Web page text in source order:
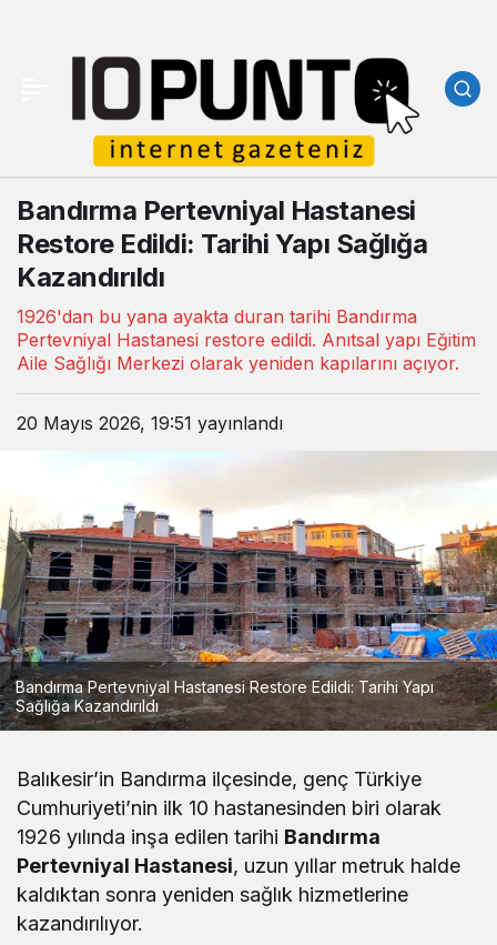
Bandırma Pertevniyal Hastanesi
Restore Edildi: Tarihi Yapı Sağlığa
Kazandırıldı
1926'dan bu yana ayakta duran tarihi Bandırma
Pertevniyal Hastanesi restore edildi. Anıtsal yapı Eğitim
Aile Sağlığı Merkezi olarak yeniden kapılarını açıyor.
20 Mayıs 2026, 19:51 yayınlandı
Bandırma Pertevniyal Hastanesi Restore Edildi: Tarihi Yapı
Sağlığa Kazandırıldı
Balıkesir’in Bandırma ilçesinde, genç Türkiye
Cumhuriyeti’nin ilk 10 hastanesinden biri olarak
1926 yılında inşa edilen tarihi Bandırma
Pertevniyal Hastanesi, uzun yıllar metruk halde
kaldıktan sonra yeniden sağlık hizmetlerine
kazandırılıyor.